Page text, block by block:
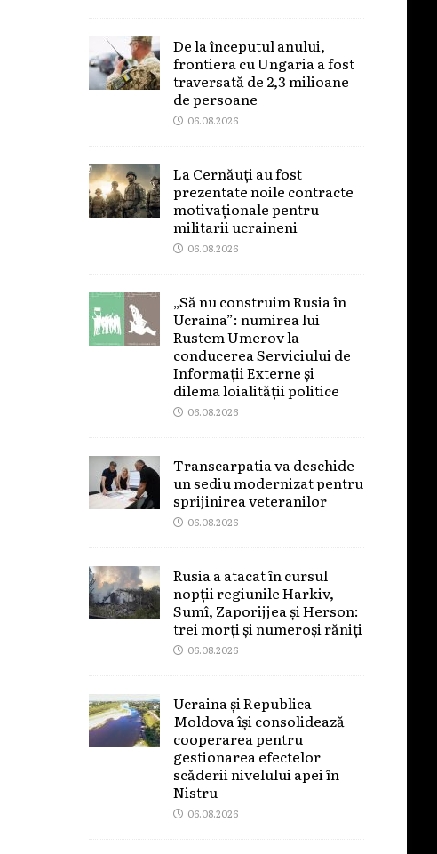
De la începutul anului,
frontiera cu Ungaria a fost
traversată de 2,3 milioane
de persoane
06.08.2026
La Cernăuți au fost
prezentate noile contracte
motivaționale pentru
militarii ucraineni
06.08.2026
„Să nu construim Rusia în
Ucraina”: numirea lui
Rustem Umerov la
conducerea Serviciului de
Informații Externe și
dilema loialității politice
06.08.2026
Transcarpatia va deschide
un sediu modernizat pentru
sprijinirea veteranilor
06.08.2026
Rusia a atacat în cursul
nopții regiunile Harkiv,
Sumî, Zaporijjea și Herson:
trei morți și numeroși răniți
06.08.2026
Ucraina și Republica
Moldova își consolidează
cooperarea pentru
gestionarea efectelor
scăderii nivelului apei în
Nistru
06.08.2026